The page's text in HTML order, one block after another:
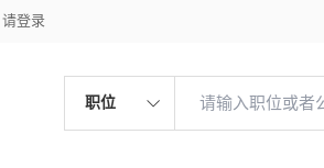
请登录
职位